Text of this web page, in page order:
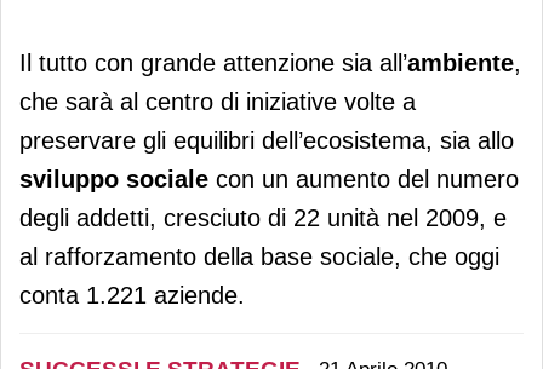
Il tutto con grande attenzione sia all’ambiente,
che sarà al centro di iniziative volte a
preservare gli equilibri dell’ecosistema, sia allo
sviluppo sociale con un aumento del numero
degli addetti, cresciuto di 22 unità nel 2009, e
al rafforzamento della base sociale, che oggi
conta 1.221 aziende.